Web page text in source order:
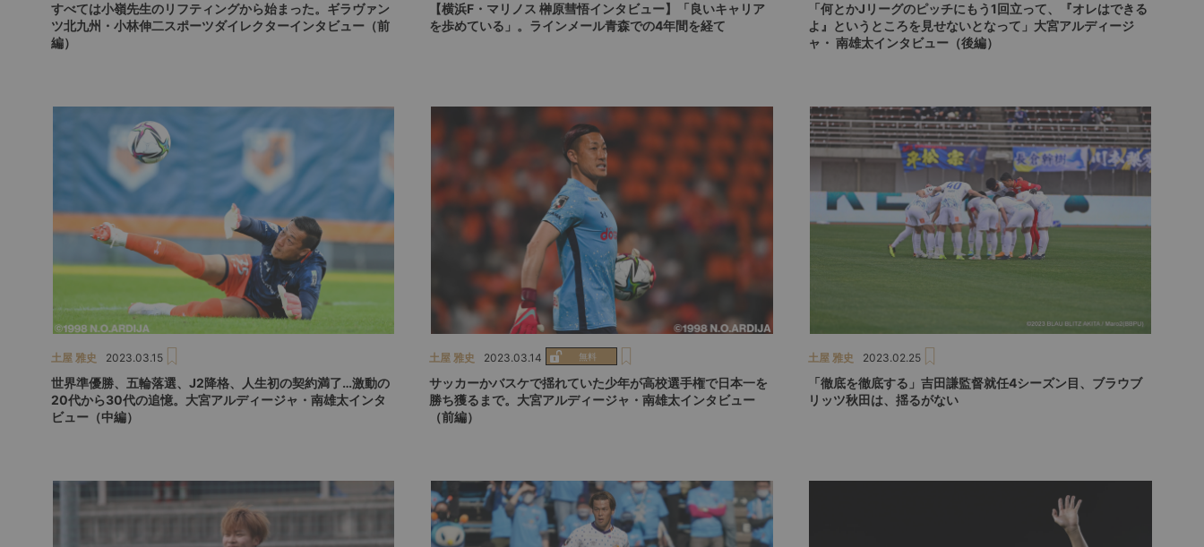
すべては小嶺先生のリフティングから始まった。ギラヴァン
ツ北九州・小林伸二スポーツダイレクターインタビュー（前
編）
【横浜F・マリノス 榊原彗悟インタビュー】「良いキャリア
を歩めている」。ラインメール青森での4年間を経て
「何とかJリーグのピッチにもう1回立って、『オレはできる
よ』というところを見せないとなって」大宮アルディージ
ャ・ 南雄太インタビュー（後編）
土屋 雅史 2023.03.15
世界準優勝、五輪落選、J2降格、人生初の契約満了…激動の
20代から30代の追憶。大宮アルディージャ・南雄太インタ
ビュー（中編）
土屋 雅史 2023.03.14
サッカーかバスケで揺れていた少年が高校選手権で日本一を
勝ち獲るまで。大宮アルディージャ・南雄太インタビュー
（前編）
土屋 雅史 2023.02.25
「徹底を徹底する」吉田謙監督就任4シーズン目、ブラウブ
リッツ秋田は、揺るがない